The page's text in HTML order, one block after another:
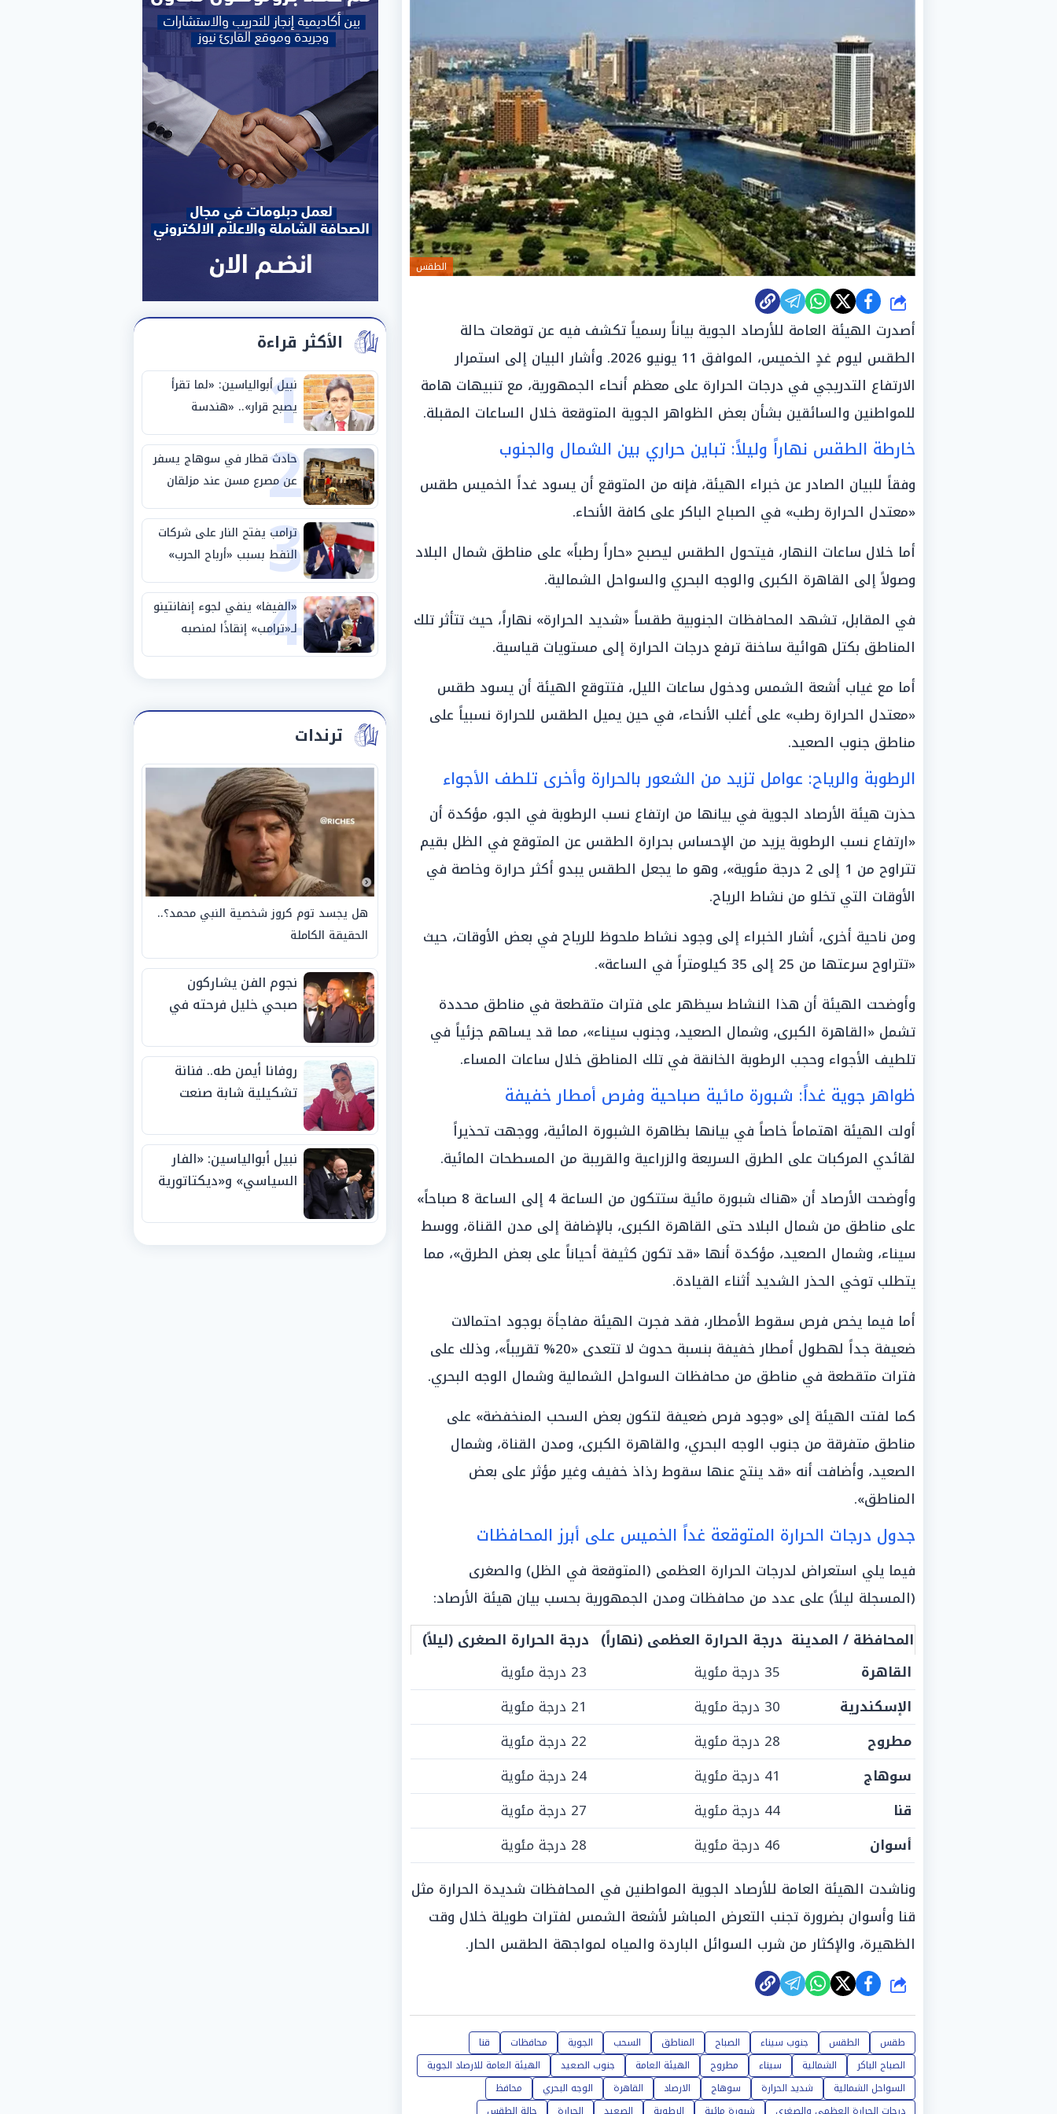
الطقس
شارك
أصدرت الهيئة العامة للأرصاد الجوية بياناً رسمياً تكشف فيه عن توقعات حالة
الطقس ليوم غدٍ الخميس، الموافق 11 يونيو 2026. وأشار البيان إلى استمرار
الارتفاع التدريجي في درجات الحرارة على معظم أنحاء الجمهورية، مع تنبيهات هامة
للمواطنين والسائقين بشأن بعض الظواهر الجوية المتوقعة خلال الساعات المقبلة.
خارطة الطقس نهاراً وليلاً: تباين حراري بين الشمال والجنوب
وفقاً للبيان الصادر عن خبراء الهيئة، فإنه من المتوقع أن يسود غداً الخميس طقس
«معتدل الحرارة رطب» في الصباح الباكر على كافة الأنحاء.
أما خلال ساعات النهار، فيتحول الطقس ليصبح «حاراً رطباً» على مناطق شمال البلاد
وصولاً إلى القاهرة الكبرى والوجه البحري والسواحل الشمالية.
في المقابل، تشهد المحافظات الجنوبية طقساً «شديد الحرارة» نهاراً، حيث تتأثر تلك
المناطق بكتل هوائية ساخنة ترفع درجات الحرارة إلى مستويات قياسية.
أما مع غياب أشعة الشمس ودخول ساعات الليل، فتتوقع الهيئة أن يسود طقس
«معتدل الحرارة رطب» على أغلب الأنحاء، في حين يميل الطقس للحرارة نسبياً على
مناطق جنوب الصعيد.
الرطوبة والرياح: عوامل تزيد من الشعور بالحرارة وأخرى تلطف الأجواء
حذرت هيئة الأرصاد الجوية في بيانها من ارتفاع نسب الرطوبة في الجو، مؤكدة أن
«ارتفاع نسب الرطوبة يزيد من الإحساس بحرارة الطقس عن المتوقع في الظل بقيم
تتراوح من 1 إلى 2 درجة مئوية»، وهو ما يجعل الطقس يبدو أكثر حرارة وخاصة في
الأوقات التي تخلو من نشاط الرياح.
ومن ناحية أخرى، أشار الخبراء إلى وجود نشاط ملحوظ للرياح في بعض الأوقات، حيث
«تتراوح سرعتها من 25 إلى 35 كيلومتراً في الساعة».
وأوضحت الهيئة أن هذا النشاط سيظهر على فترات متقطعة في مناطق محددة
تشمل «القاهرة الكبرى، وشمال الصعيد، وجنوب سيناء»، مما قد يساهم جزئياً في
تلطيف الأجواء وحجب الرطوبة الخانقة في تلك المناطق خلال ساعات المساء.
ظواهر جوية غداً: شبورة مائية صباحية وفرص أمطار خفيفة
أولت الهيئة اهتماماً خاصاً في بيانها بظاهرة الشبورة المائية، ووجهت تحذيراً
لقائدي المركبات على الطرق السريعة والزراعية والقريبة من المسطحات المائية.
وأوضحت الأرصاد أن «هناك شبورة مائية ستتكون من الساعة 4 إلى الساعة 8 صباحاً»
على مناطق من شمال البلاد حتى القاهرة الكبرى، بالإضافة إلى مدن القناة، ووسط
سيناء، وشمال الصعيد، مؤكدة أنها «قد تكون كثيفة أحياناً على بعض الطرق»، مما
يتطلب توخي الحذر الشديد أثناء القيادة.
أما فيما يخص فرص سقوط الأمطار، فقد فجرت الهيئة مفاجأة بوجود احتمالات
ضعيفة جداً لهطول أمطار خفيفة بنسبة حدوث لا تتعدى «20% تقريباً»، وذلك على
فترات متقطعة في مناطق من محافظات السواحل الشمالية وشمال الوجه البحري.
كما لفتت الهيئة إلى «وجود فرص ضعيفة لتكون بعض السحب المنخفضة» على
مناطق متفرقة من جنوب الوجه البحري، والقاهرة الكبرى، ومدن القناة، وشمال
الصعيد، وأضافت أنه «قد ينتج عنها سقوط رذاذ خفيف وغير مؤثر على بعض
المناطق».
جدول درجات الحرارة المتوقعة غداً الخميس على أبرز المحافظات
فيما يلي استعراض لدرجات الحرارة العظمى (المتوقعة في الظل) والصغرى
(المسجلة ليلاً) على عدد من محافظات ومدن الجمهورية بحسب بيان هيئة الأرصاد:
المحافظة / المدينة درجة الحرارة العظمى (نهاراً) درجة الحرارة الصغرى (ليلاً)
القاهرة
35 درجة مئوية
23 درجة مئوية
الإسكندرية
30 درجة مئوية
21 درجة مئوية
مطروح
28 درجة مئوية
22 درجة مئوية
سوهاج
41 درجة مئوية
24 درجة مئوية
قنا
44 درجة مئوية
27 درجة مئوية
أسوان
46 درجة مئوية
28 درجة مئوية
وناشدت الهيئة العامة للأرصاد الجوية المواطنين في المحافظات شديدة الحرارة مثل
قنا وأسوان بضرورة تجنب التعرض المباشر لأشعة الشمس لفترات طويلة خلال وقت
الظهيرة، والإكثار من شرب السوائل الباردة والمياه لمواجهة الطقس الحار.
شارك
طقس الطقس جنوب سيناء الصباح المناطق السحب الجوية محافظات
قنا
الصباح الباكر
الشمالية سيناء مطروح الهيئة العامة جنوب الصعيد
الهيئة العامة للارصاد الجوية
السواحل الشمالية
شديد الحرارة سوهاج الارصاد القاهرة الوجه البحري
محافظ
الأكثر قراءة
1
نبيل أبوالياسين: «لما تقرأ
يصبح قرار».. «هندسة
الاستثمار السيادي» بين «ربط
الجيب بالوطن» و«سيادة
الكلمة»
2
حادث قطار في سوهاج يسفر
عن مصرع مسن عند مزلقان
المراغة
3
ترامب يفتح النار على شركات
النفط بسبب «أرباح الحرب»
4
«الفيفا» ينفي لجوء إنفانتينو
لـ«ترامب» إنقاذًا لمنصبه
ترندات
هل يجسد توم كروز شخصية النبي محمد؟..
الحقيقة الكاملة
نجوم الفن يشاركون
صبحي خليل فرحته في
روفانا أيمن طه.. فنانة
تشكيلية شابة صنعت
الجوائز منذ الصغر
نبيل أبوالياسين: «الفار
السياسي» و«ديكتاتورية
الفيفا».. وإقالة